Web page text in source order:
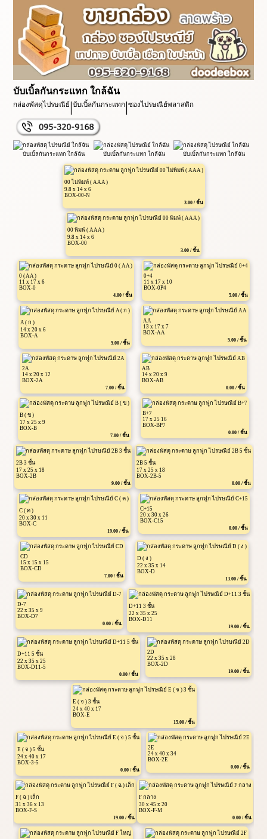
บับเบิ้ลกันกระแทก ใกล้ฉัน
กล่องพัสดุไปรษณีย์|บับเบิ้ลกันกระแทก|ซองไปรษณีย์พลาสติก
00 ไม่พิมพ์ ( AAA )
9.8 x 14 x 6
BOX-00-N
3.00 / ชิ้น
00 พิมพ์ ( AAA )
9.8 x 14 x 6
BOX-00
3.00 / ชิ้น
0 ( AA )
11 x 17 x 6
BOX-0
4.00 / ชิ้น
0+4
11 x 17 x 10
BOX-0P4
5.00 / ชิ้น
A ( ก )
14 x 20 x 6
BOX-A
5.00 / ชิ้น
AA
13 x 17 x 7
BOX-AA
5.00 / ชิ้น
2A
14 x 20 x 12
BOX-2A
7.00 / ชิ้น
AB
14 x 20 x 9
BOX-AB
0.00 / ชิ้น
B ( ข )
17 x 25 x 9
BOX-B
7.00 / ชิ้น
B+7
17 x 25 16
BOX-BP7
0.00 / ชิ้น
2B 3 ชั้น
17 x 25 x 18
BOX-2B
9.00 / ชิ้น
2B 5 ชั้น
17 x 25 x 18
BOX-2B-5
0.00 / ชิ้น
C ( ค )
20 x 30 x 11
BOX-C
19.00 / ชิ้น
C+15
20 x 30 x 26
BOX-C15
0.00 / ชิ้น
CD
15 x 15 x 15
BOX-CD
7.00 / ชิ้น
D ( ง )
22 x 35 x 14
BOX-D
13.00 / ชิ้น
D-7
22 x 35 x 9
BOX-D7
0.00 / ชิ้น
D+11 3 ชั้น
22 x 35 x 25
BOX-D11
19.00 / ชิ้น
D+11 5 ชั้น
22 x 35 x 25
BOX-D11-5
0.00 / ชิ้น
2D
22 x 35 x 28
BOX-2D
19.00 / ชิ้น
E ( จ ) 3 ชั้น
24 x 40 x 17
BOX-E
15.00 / ชิ้น
E ( จ ) 5 ชั้น
24 x 40 x 17
BOX-3-5
0.00 / ชิ้น
2E
24 x 40 x 34
BOX-2E
0.00 / ชิ้น
F ( ฉ ) เล็ก
31 x 36 x 13
BOX-F-S
19.00 / ชิ้น
F กลาง
30 x 45 x 20
BOX-F-M
0.00 / ชิ้น